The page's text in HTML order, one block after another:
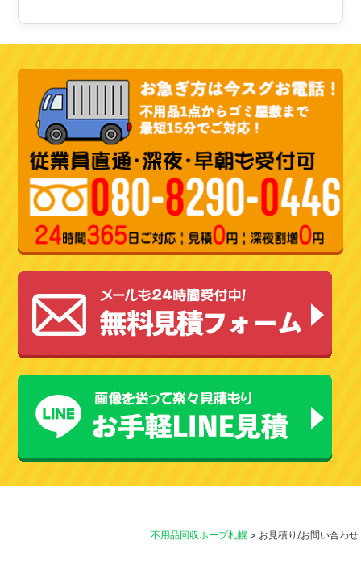
不用品回収ホープ札幌 > お見積り/お問い合わせ